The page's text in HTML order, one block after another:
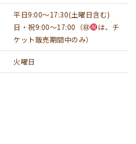
平日9:00〜17:30(土曜日含む)
日・祝9:00〜17:00（㊐
は、チ
ケット販売期間中のみ）
火曜日